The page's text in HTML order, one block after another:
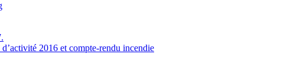
2016 et compte-rendu incendie